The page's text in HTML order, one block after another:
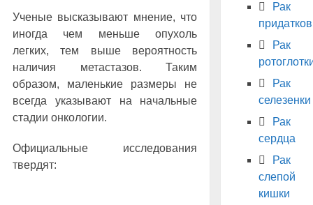
Ученые высказывают мнение, что
иногда чем меньше опухоль
легких, тем выше вероятность
наличия метастазов. Таким
образом, маленькие размеры не
всегда указывают на начальные
стадии онкологии.
Официальные исследования
твердят:
Рак
придатков
Рак
Рак
селезенки
Рак
сердца
Рак
слепой
кишки